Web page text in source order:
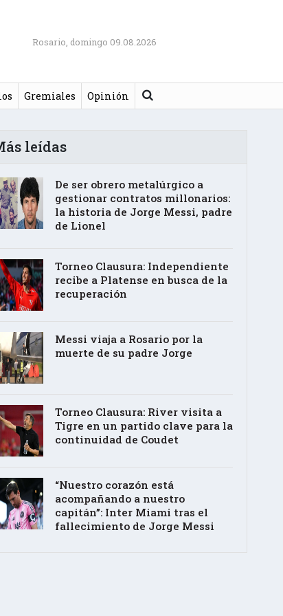
Rosario, domingo 09.08.2026
Gremiales Opinión Buscar
leídas
De ser obrero metalúrgico a
gestionar contratos millonarios:
la historia de Jorge Messi, padre
de Lionel
Torneo Clausura: Independiente
recibe a Platense en busca de la
recuperación
Messi viaja a Rosario por la
muerte de su padre Jorge
Torneo Clausura: River visita a
Tigre en un partido clave para la
continuidad de Coudet
“Nuestro corazón está
acompañando a nuestro
capitán”: Inter Miami tras el
fallecimiento de Jorge Messi